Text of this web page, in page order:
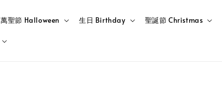
萬聖節 Halloween 生日 Birthday 聖誕節 Christmas